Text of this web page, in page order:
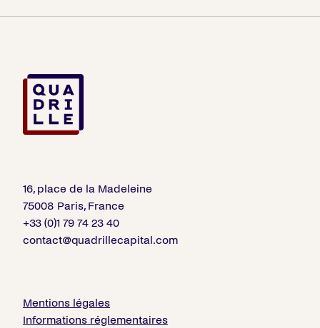
16, place de la Madeleine
75008 Paris, France
+33 (0)1 79 74 23 40
contact@quadrillecapital.com
Mentions légales
Informations réglementaires